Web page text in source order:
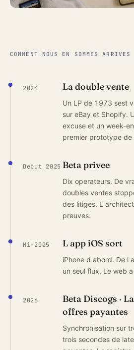
COMMENT NOUS EN SOMMES ARRIVES
2024 La double vente
Un LP de 1973 sest
sur eBay et Shopify.
excuse et un week-
premier prototype de
Debut 2025 Beta privee
Dix operateurs. De
doubles ventes
des litiges. L
preuves.
Mi-2025 L app iOS sort
iPhone d abord. De l
un seul flux. Le web
2026
Beta Discogs ·
offres payantes
Synchronisation sur
trois secondes de